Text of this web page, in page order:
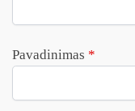
Pavadinimas *